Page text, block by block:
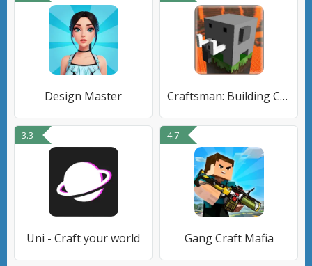
Design Master Craftsman: Building Craft
3.3
Uni - Craft your world
4.7
Gang Craft Mafia